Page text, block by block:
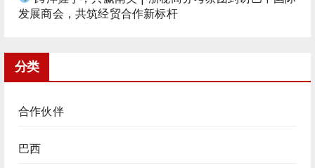
发展商会，共筑经贸合作新标杆
分类
合作伙伴
巴西